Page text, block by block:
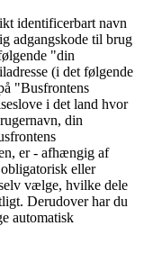
identificerbart navn
adgangskode til brug
"din
(i det følgende
"Busfrontens
i det land hvor
din
er - afhængig af
eller
vælge, hvilke dele
Derudover har du
automatisk